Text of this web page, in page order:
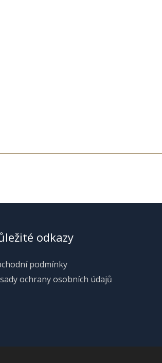
odkazy
podmínky
ochrany osobních údajů